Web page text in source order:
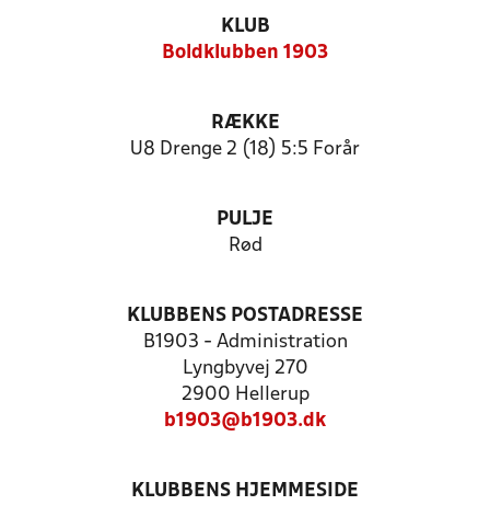
KLUB
Boldklubben 1903
RÆKKE
U8 Drenge 2 (18) 5:5 Forår
PULJE
Rød
KLUBBENS POSTADRESSE
B1903 - Administration
Lyngbyvej 270
2900 Hellerup
b1903@b1903.dk
KLUBBENS HJEMMESIDE